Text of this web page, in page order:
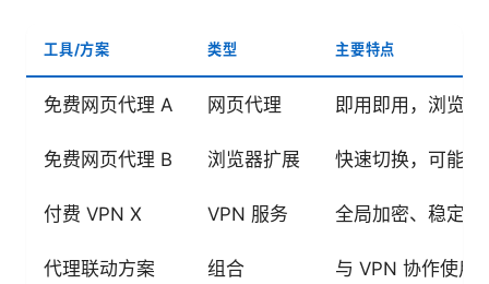
工具/方案 类型 主要特点
免费网页代理 A 网页代理 即用即用，浏览
免费网页代理 B 浏览器扩展 快速切换，可能注
付费 VPN X VPN 服务 全局加密、稳定
代理联动方案 组合 与 VPN 协作使用